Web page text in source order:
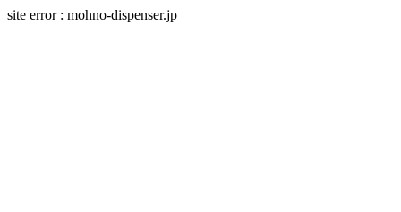
site error : mohno-dispenser.jp